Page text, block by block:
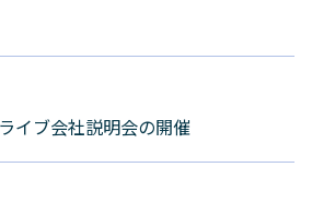
イブ会社説明会の開催